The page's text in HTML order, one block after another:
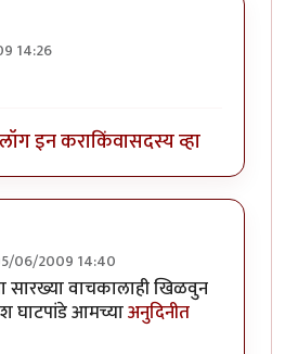
14:26
लॉग इन कराकिंवासदस्य व्हा
06/2009 14:40
सारख्या वाचकालाही खिळवुन
घाटपांडे आमच्याअनुदिनीत